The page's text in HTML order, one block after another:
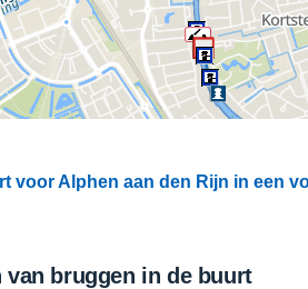
voor Alphen aan den Rijn in een
bruggen in de buurt